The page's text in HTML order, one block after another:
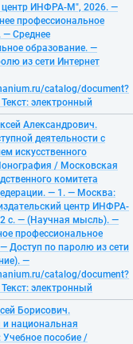
центр ИНФРА-М", 2026. —
профессиональное
— Среднее
образование. —
из сети Интернет
catalog/document?
электронный
Александрович.
деятельности с
искусственного
/ Московская
комитета
— 1. — Москва:
центр ИНФРА-
с. — (Научная мысль). —
профессиональное
Доступ по паролю из сети
—
catalog/document?
электронный
Борисович.
и национальная
Учебное пособие /